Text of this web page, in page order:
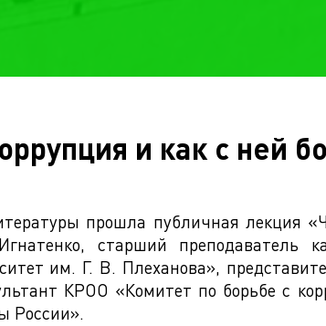
и как с ней
прошла публичная лекция
старший
им. Г. В. Плеханова»,
КРОО «Комитет по борьбе с
России».